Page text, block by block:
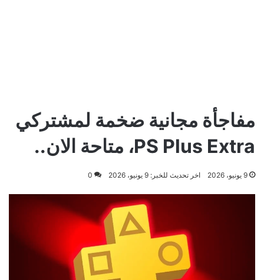
مفاجأة مجانية ضخمة لمشتركي
PS Plus Extra، متاحة الان..
9 يونيو، 2026 اخر تحديث للخبر: 9 يونيو، 2026 0